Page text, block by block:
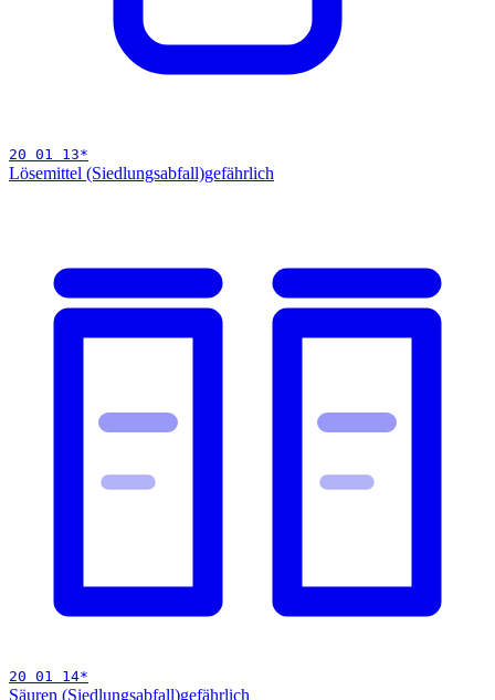
20 01 13*
Lösemittel (Siedlungsabfall)gefährlich
20 01 14*
Säuren (Siedlungsabfall)gefährlich